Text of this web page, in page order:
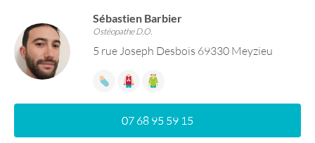
Sébastien Barbier
Ostéopathe D.O.
5 rue Joseph Desbois 69330 Meyzieu
07 68 95 59 15